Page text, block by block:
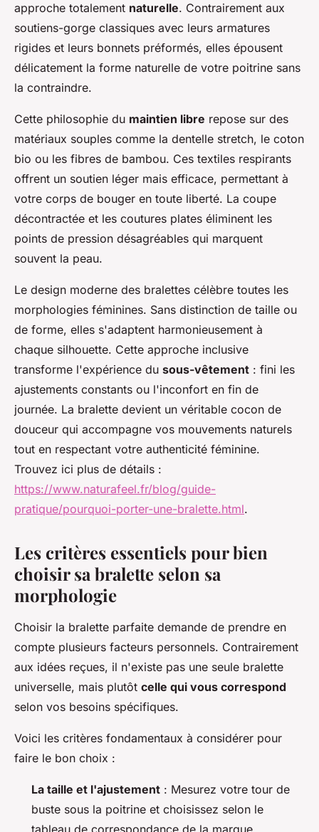
approche totalement naturelle. Contrairement aux
soutiens-gorge classiques avec leurs armatures
rigides et leurs bonnets préformés, elles épousent
délicatement la forme naturelle de votre poitrine sans
la contraindre.
Cette philosophie du maintien libre repose sur des
matériaux souples comme la dentelle stretch, le coton
bio ou les fibres de bambou. Ces textiles respirants
offrent un soutien léger mais efficace, permettant à
votre corps de bouger en toute liberté. La coupe
décontractée et les coutures plates éliminent les
points de pression désagréables qui marquent
souvent la peau.
Le design moderne des bralettes célèbre toutes les
morphologies féminines. Sans distinction de taille ou
de forme, elles s'adaptent harmonieusement à
chaque silhouette. Cette approche inclusive
transforme l'expérience du sous-vêtement : fini les
ajustements constants ou l'inconfort en fin de
journée. La bralette devient un véritable cocon de
douceur qui accompagne vos mouvements naturels
tout en respectant votre authenticité féminine.
Trouvez ici plus de détails :
https://www.naturafeel.fr/blog/guide-
pratique/pourquoi-porter-une-bralette.html.
Les critères essentiels pour bien
choisir sa bralette selon sa
morphologie
Choisir la bralette parfaite demande de prendre en
compte plusieurs facteurs personnels. Contrairement
aux idées reçues, il n'existe pas une seule bralette
universelle, mais plutôt celle qui vous correspond
selon vos besoins spécifiques.
Voici les critères fondamentaux à considérer pour
faire le bon choix :
La taille et l'ajustement : Mesurez votre tour de
buste sous la poitrine et choisissez selon le